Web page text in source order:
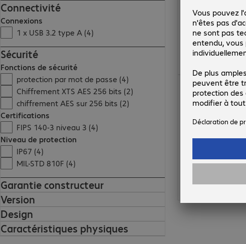
Connectivité
Connexions
1 x USB 3.2 type A (4)
Sécurité
Fonctions de sécurité
protection par mot de passe (4)
Chiffrement XTS AES 256 bits (2)
chiffrement AES sur 256 bits (2)
Certifications
FIPS 140-3 niveau 3 (4)
Niveau de protection
IP67 (4)
MIL-STD 810F (4)
Garantie constructeur
Version
Design
Caractéristiques physiques
160,99 €